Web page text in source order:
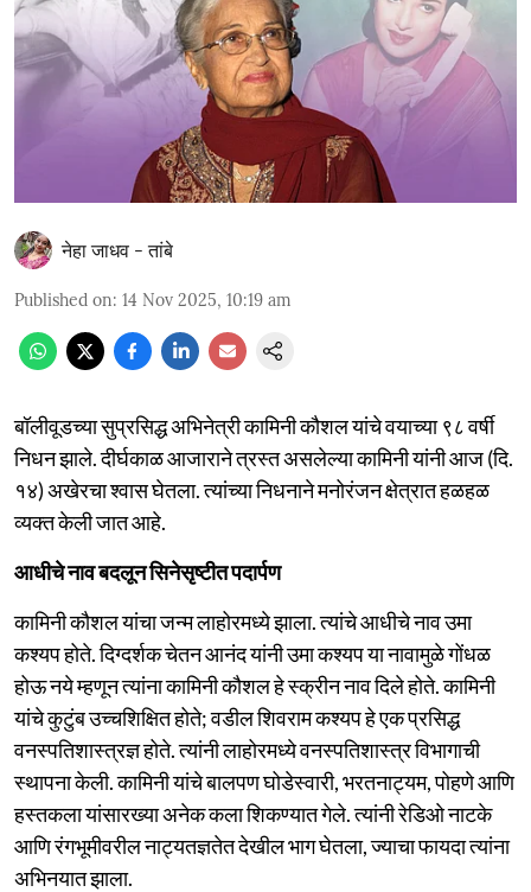
नेहा जाधव - तांबे
Published on: 14 Nov 2025, 10:19 am
बॉलीवूडच्या सुप्रसिद्ध अभिनेत्री कामिनी कौशल यांचे वयाच्या ९८ वर्षी
निधन झाले. दीर्घकाळ आजाराने त्रस्त असलेल्या कामिनी यांनी आज (दि.
१४) अखेरचा श्वास घेतला. त्यांच्या निधनाने मनोरंजन क्षेत्रात हळहळ
व्यक्त केली जात आहे.
आधीचे नाव बदलून सिनेसृष्टीत पदार्पण
कामिनी कौशल यांचा जन्म लाहोरमध्ये झाला. त्यांचे आधीचे नाव उमा
कश्यप होते. दिग्दर्शक चेतन आनंद यांनी उमा कश्यप या नावामुळे गोंधळ
होऊ नये म्हणून त्यांना कामिनी कौशल हे स्क्रीन नाव दिले होते. कामिनी
यांचे कुटुंब उच्चशिक्षित होते; वडील शिवराम कश्यप हे एक प्रसिद्ध
वनस्पतिशास्त्रज्ञ होते. त्यांनी लाहोरमध्ये वनस्पतिशास्त्र विभागाची
स्थापना केली. कामिनी यांचे बालपण घोडेस्वारी, भरतनाट्यम, पोहणे आणि
हस्तकला यांसारख्या अनेक कला शिकण्यात गेले. त्यांनी रेडिओ नाटके
आणि रंगभूमीवरील नाट्यतज्ञतेत देखील भाग घेतला, ज्याचा फायदा त्यांना
अभिनयात झाला.